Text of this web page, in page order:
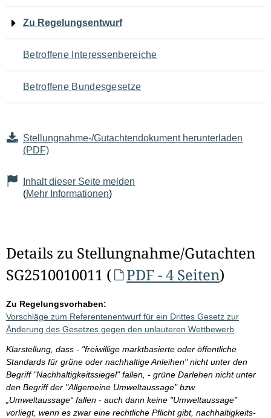
für
den
Seiteninhalt
Zu Regelungsentwurf
Betroffene Interessenbereiche
Betroffene Bundesgesetze
Stellungnahme-/Gutachtendokument herunterladen
(PDF)
Inhalt dieser Seite melden
(Mehr Informationen)
Details zu Stellungnahme/Gutachten
SG2510010011 (
PDF - 4 Seiten)
Zu Regelungsvorhaben:
Vorschläge zum Referentenentwurf für ein Drittes Gesetz zur
Änderung des Gesetzes gegen den unlauteren Wettbewerb
Klarstellung, dass - "freiwillige marktbasierte oder öffentliche
Standards für grüne oder nachhaltige Anleihen" nicht unter den
Begriff "Nachhaltigkeitssiegel" fallen, - grüne Darlehen nicht unter
den Begriff der "Allgemeine Umweltaussage" bzw.
„Umweltaussage“ fallen - auch dann keine "Umweltaussage"
vorliegt, wenn es zwar eine rechtliche Pflicht gibt, nachhaltigkeits-